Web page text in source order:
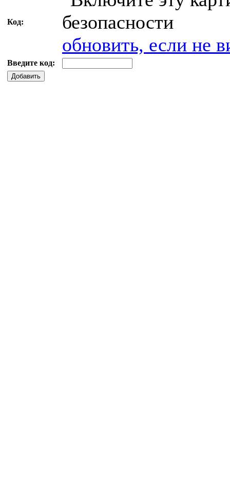
Код:
обновить, если не
Введите код:
Добавить